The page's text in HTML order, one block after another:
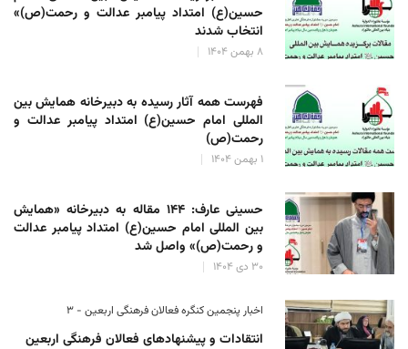
حسین(ع) امتداد پیامبر عدالت و رحمت(ص)»
انتخاب شدند
۸ بهمن ۱۴۰۴
فهرست همه آثار رسیده به دبیرخانه همایش بین
المللی امام حسین(ع) امتداد پیامبر عدالت و
رحمت(ص)
۱ بهمن ۱۴۰۴
حسینی عارف: ۱۴۴ مقاله به دبیرخانه «همایش
بین المللی امام حسین(ع) امتداد پیامبر عدالت
و رحمت(ص)» واصل شد
۳۰ دی ۱۴۰۴
اخبار پنجمین کنگره فعالان فرهنگی اربعین - ۳
انتقادات و پیشنهادهای فعالان فرهنگی اربعین